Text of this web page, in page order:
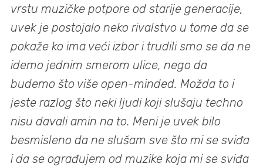
vrstu muzičke potpore od starije generacije,
uvek je postojalo neko rivalstvo u tome da se
pokaže ko ima veći izbor i trudili smo se da ne
idemo jednim smerom ulice, nego da
budemo što više open-minded. Možda to i
jeste razlog što neki ljudi koji slušaju techno
nisu davali amin na to. Meni je uvek bilo
besmisleno da ne slušam sve što mi se sviđa
i da se ograđujem od muzike koja mi se sviđa